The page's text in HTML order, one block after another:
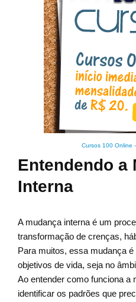
Cursos 100 Online -
Entendendo a
Interna
A mudança interna é um
transformação de crenças,
Para muitos, essa mudança
objetivos de vida, seja no
Ao entender como funciona a
identificar os padrões que